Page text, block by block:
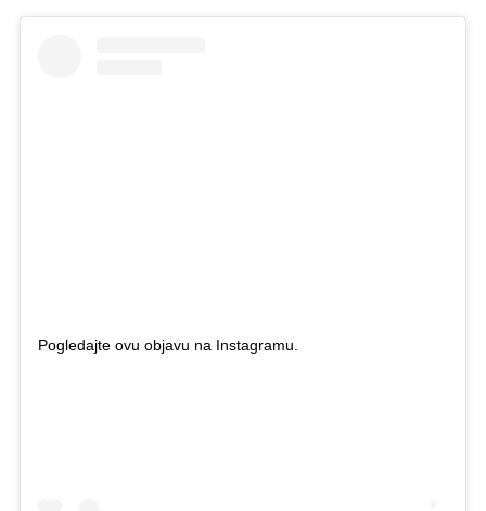
Pogledajte ovu objavu na Instagramu.